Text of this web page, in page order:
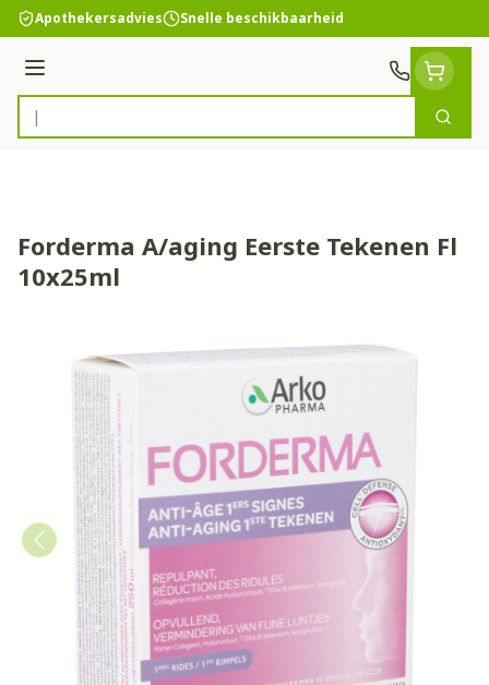
Ga naar de inhoud
Apothekersadvies Snelle beschikbaarheid
Menu
Product, merk, categorie...
Zoek
Forderma A/aging Eerste Tekenen Fl
10x25ml